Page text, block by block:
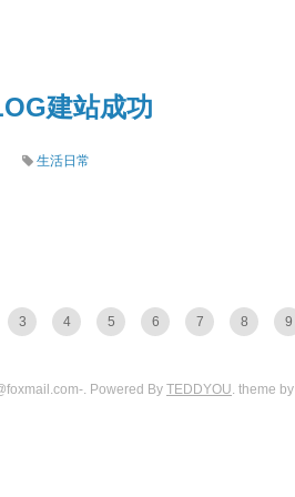
建站成功
生活日常
3 4 5 6 7 8 9
. Powered By TEDDYOU. theme by